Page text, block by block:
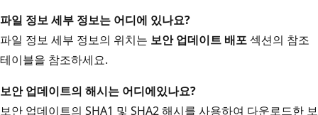
파일 정보 세부 정보는 어디에 있나요?
파일 정보 세부 정보의 위치는 보안 업데이트 배포섹션의 참조
테이블을 참조하세요.
보안 업데이트의 해시는 어디에있나요?
보안 업데이트의 SHA1 및 SHA2 해시를 사용하여 다운로드한 보